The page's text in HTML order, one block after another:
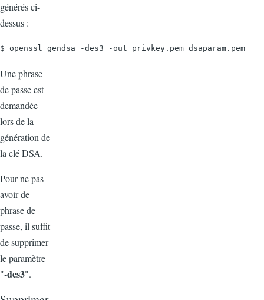
générés ci-
dessus :
$ openssl gendsa -des3 -out privkey.pem dsaparam.pem
Une phrase
de passe est
demandée
lors de la
génération de
la clé DSA.
Pour ne pas
avoir de
phrase de
passe, il suffit
de supprimer
le paramètre
"-des3".